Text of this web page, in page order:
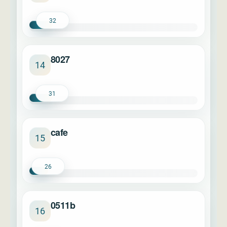
32
14 8027
31
15 cafe
26
16 0511b